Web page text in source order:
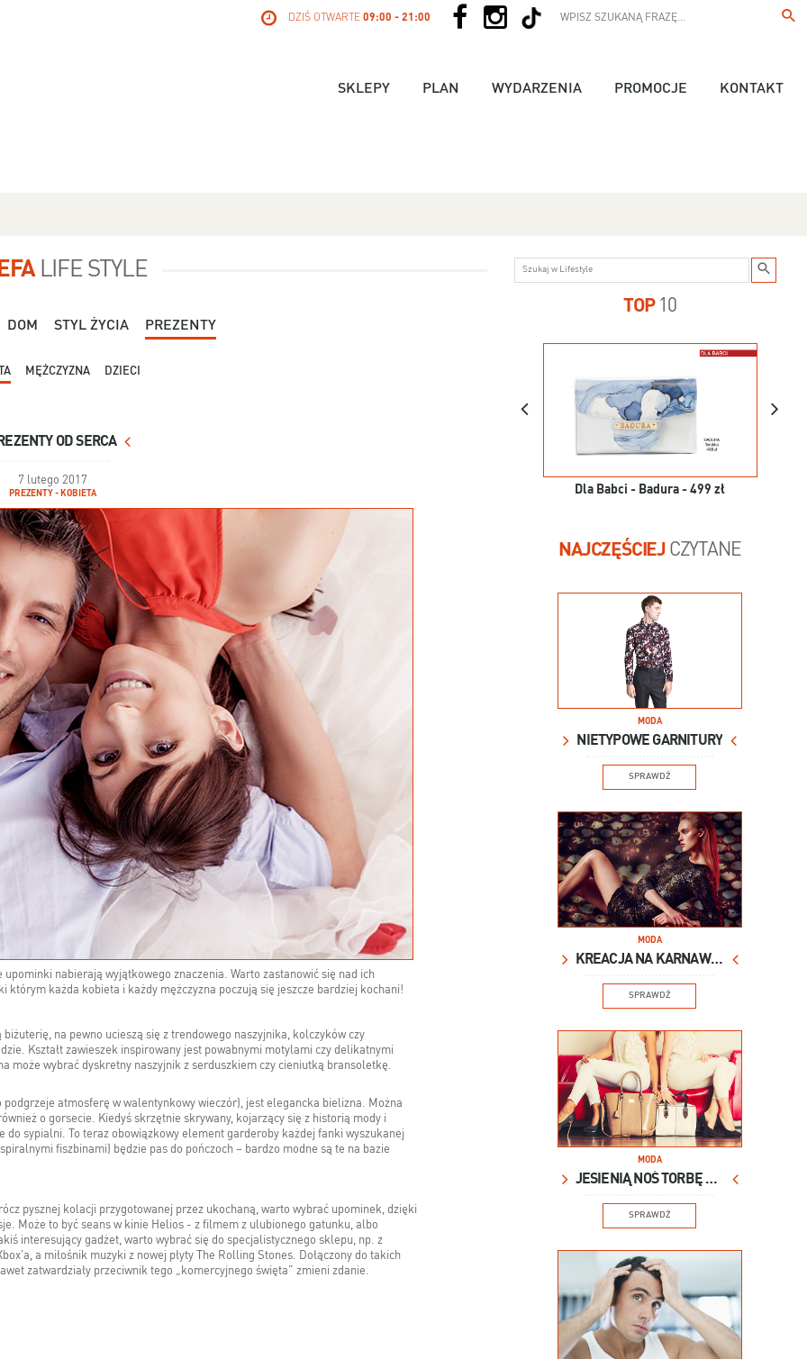
DZIŚ OTWARTE 09:00 - 21:00
SKLEPY PLAN WYDARZENIA PROMOCJE KONTAKT
LIFE STYLE
DOM STYL ŻYCIA PREZENTY
MĘŻCZYZNA DZIECI
OD SERCA
7 lutego 2017
PREZENTY - KOBIETA
nabierają wyjątkowego znaczenia. Warto zastanowić się nad ich
każda kobieta i każdy mężczyzna poczują się jeszcze bardziej kochani!
na pewno ucieszą się z trendowego naszyjnika, kolczyków czy
Kształt zawieszek inspirowany jest powabnymi motylami czy delikatnymi
może wybrać dyskretny naszyjnik z serduszkiem czy cieniutką bransoletkę.
atmosferę w walentynkowy wieczór), jest elegancka bielizna. Można
o gorsecie. Kiedyś skrzętnie skrywany, kojarzący się z historią mody i
sypialni. To teraz obowiązkowy element garderoby każdej fanki wyszukanej
fiszbinami) będzie pas do pończoch – bardzo modne są te na bazie
pysznej kolacji przygotowanej przez ukochaną, warto wybrać upominek, dzięki
Może to być seans w kinie Helios - z filmem z ulubionego gatunku, albo
interesujący gadżet, warto wybrać się do specjalistycznego sklepu, np. z
a miłośnik muzyki z nowej płyty The Rolling Stones. Dołączony do takich
zatwardziały przeciwnik tego „komercyjnego święta” zmieni zdanie.
TOP10
Dla Niej - Orsay - 119,99 zł
Dla Babci - Badura - 499 zł
NAJCZĘŚCIEJCZYTANE
MODA
NIETYPOWE GARNITURY
SPRAWDŹ
MODA
KREACJA NA KARNAWAŁ
SPRAWDŹ
MODA
JESIENIĄ NOŚ TORBĘ XXL
SPRAWDŹ